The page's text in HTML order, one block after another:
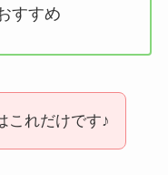
すすめ
これだけです♪